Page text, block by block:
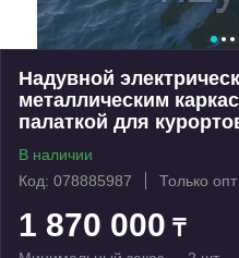
Надувной
металлическим
палаткой для
В наличии
Код: 078885987
Только опт
1 870 000 ₸